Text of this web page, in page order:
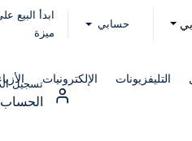
حسابي
ابدأ البيع
ميزة
التليفزيونات الإلكترونياتتسجيل
الحساب